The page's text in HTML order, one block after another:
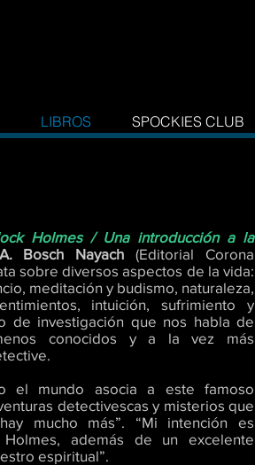
Holmes / Una introducción a la
Bosch Nayach (Editorial Corona
sobre diversos aspectos de la vida:
meditación y budismo, naturaleza,
intuición, sufrimiento y
de investigación que nos habla de
conocidos y a la vez más
el mundo asocia a este famoso
detectivescas y misterios que
mucho más”. “Mi intención es
además de un excelente
espiritual”.
LIBROS SPOCKIES CLUB